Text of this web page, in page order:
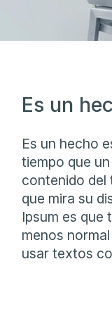
Es un
Es un hecho
tiempo que
contenido del
que mira su
Ipsum es que
menos
usar textos